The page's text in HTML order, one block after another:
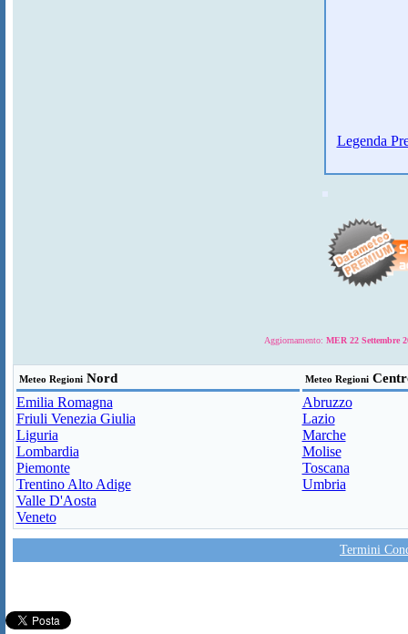
Legenda
Aggiornamento: MER 22 Settembre
Meteo RegioniNord Meteo Regioni
Emilia Romagna
Friuli Venezia Giulia
Liguria
Lombardia
Piemonte
Trentino Alto Adige
Valle D'Aosta
Veneto
Abruzzo
Lazio
Marche
Molise
Toscana
Umbria
Termini